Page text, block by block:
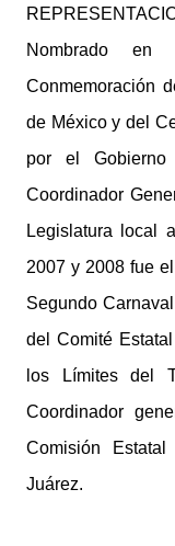
Nombrado
Conmemoración
de México y del
por el
Coordinador
Legislatura local
2007 y 2008 fue
Segundo
del Comité
los Límites del
Coordinador
Comisión
Juárez.